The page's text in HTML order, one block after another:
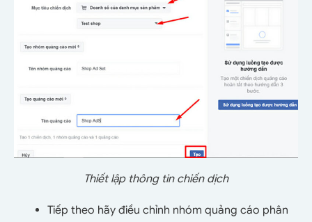
Thiết lập thông tin chiến dịch
Tiếp theo hãy điều chỉnh nhóm quảng cáo phân